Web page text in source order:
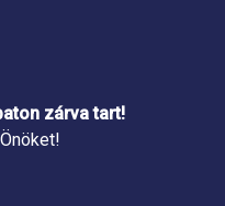
zárva tart!